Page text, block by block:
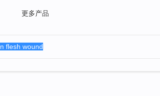
更多产品